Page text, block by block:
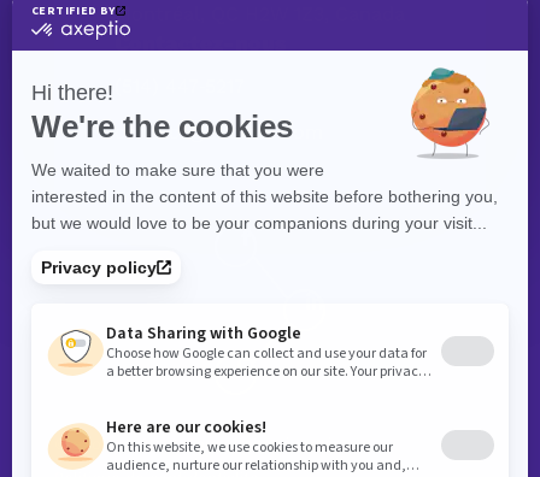
Montréal, QC H2W 1Z3, Canada
Contactez-nous
contact@exolnet.com
©eXolnet, 2026. Tous droits réservés.